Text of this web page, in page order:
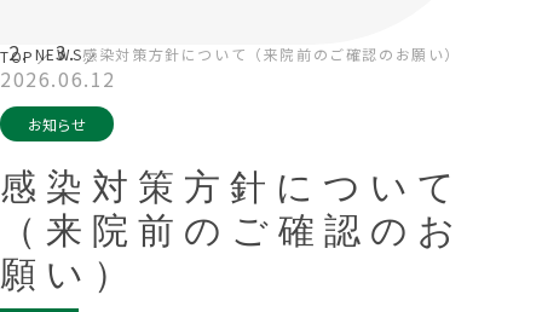
TOPNEWS感染対策方針について（来院前のご確認のお願い）
2026.06.12
お知らせ
感染対策方針について
（来院前のご確認のお
願い）